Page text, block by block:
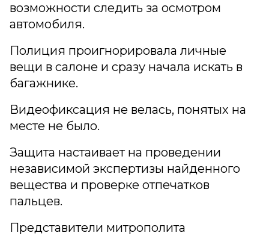
возможности следить за осмотром
автомобиля.
Полиция проигнорировала личные
вещи в салоне и сразу начала искать в
багажнике.
Видеофиксация не велась, понятых на
месте не было.
Защита настаивает на проведении
независимой экспертизы найденного
вещества и проверке отпечатков
пальцев.
Представители митрополита